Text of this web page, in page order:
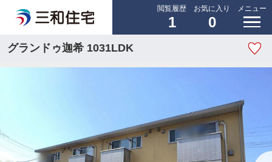
閲覧履歴
1
お気に入り
0
メニュー
グランドゥ迦希 1031LDK